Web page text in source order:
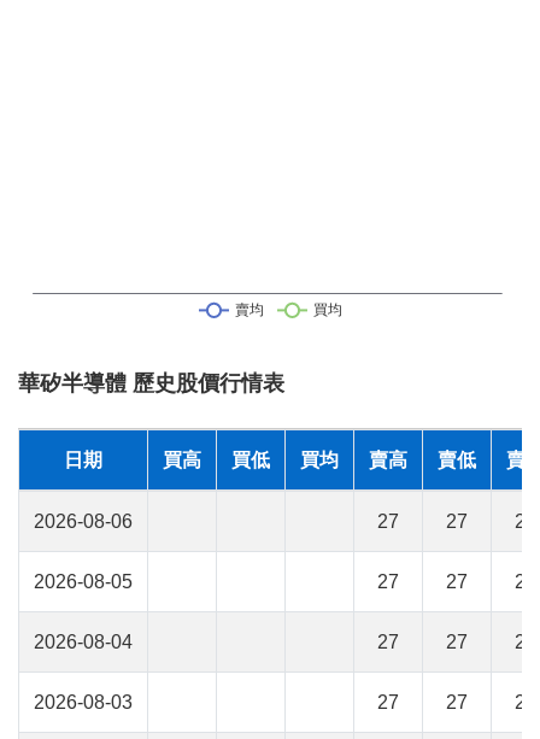
華矽半導體 歷史股價行情表
日期 買高 買低 買均 賣高 賣低 賣
2026-08-06 27 27 27
2026-08-05 27 27 27
2026-08-04 27 27 27
2026-08-03 27 27 27